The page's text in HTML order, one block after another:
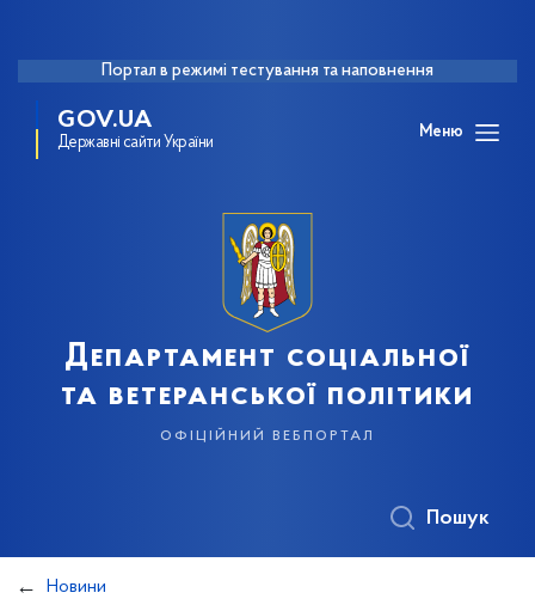
Портал в режимі тестування та наповнення
GOV.UA
Державні сайти України
Меню
Департамент соціальної
та ветеранської політики
офіційний вебпортал
Пошук
Новини